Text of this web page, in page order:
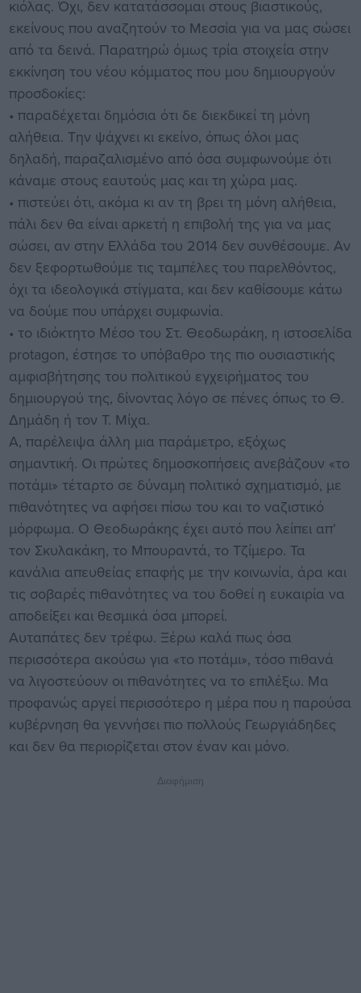
κιόλας. Όχι, δεν κατατάσσομαι στους βιαστικούς,
εκείνους που αναζητούν το Μεσσία για να μας σώσει
από τα δεινά. Παρατηρώ όμως τρία στοιχεία στην
εκκίνηση του νέου κόμματος που μου δημιουργούν
προσδοκίες:
• παραδέχεται δημόσια ότι δε διεκδικεί τη μόνη
αλήθεια. Την ψάχνει κι εκείνο, όπως όλοι μας
δηλαδή, παραζαλισμένο από όσα συμφωνούμε ότι
κάναμε στους εαυτούς μας και τη χώρα μας.
• πιστεύει ότι, ακόμα κι αν τη βρει τη μόνη αλήθεια,
πάλι δεν θα είναι αρκετή η επιβολή της για να μας
σώσει, αν στην Ελλάδα του 2014 δεν συνθέσουμε. Αν
δεν ξεφορτωθούμε τις ταμπέλες του παρελθόντος,
όχι τα ιδεολογικά στίγματα, και δεν καθίσουμε κάτω
να δούμε που υπάρχει συμφωνία.
• το ιδιόκτητο Μέσο του Στ. Θεοδωράκη, η ιστοσελίδα
protagon, έστησε το υπόβαθρο της πιο ουσιαστικής
αμφισβήτησης του πολιτικού εγχειρήματος του
δημιουργού της, δίνοντας λόγο σε πένες όπως το Θ.
Δημάδη ή τον Τ. Μίχα.
Α, παρέλειψα άλλη μια παράμετρο, εξόχως
σημαντική. Οι πρώτες δημοσκοπήσεις ανεβάζουν «το
ποτάμι» τέταρτο σε δύναμη πολιτικό σχηματισμό, με
πιθανότητες να αφήσει πίσω του και το ναζιστικό
μόρφωμα. Ο Θεοδωράκης έχει αυτό που λείπει απ’
τον Σκυλακάκη, το Μπουραντά, το Τζίμερο. Τα
κανάλια απευθείας επαφής με την κοινωνία, άρα και
τις σοβαρές πιθανότητες να του δοθεί η ευκαιρία να
αποδείξει και θεσμικά όσα μπορεί.
Αυταπάτες δεν τρέφω. Ξέρω καλά πως όσα
περισσότερα ακούσω για «το ποτάμι», τόσο πιθανά
να λιγοστεύουν οι πιθανότητες να το επιλέξω. Μα
προφανώς αργεί περισσότερο η μέρα που η παρούσα
κυβέρνηση θα γεννήσει πιο πολλούς Γεωργιάδηδες
και δεν θα περιορίζεται στον έναν και μόνο.
Διαφήμιση